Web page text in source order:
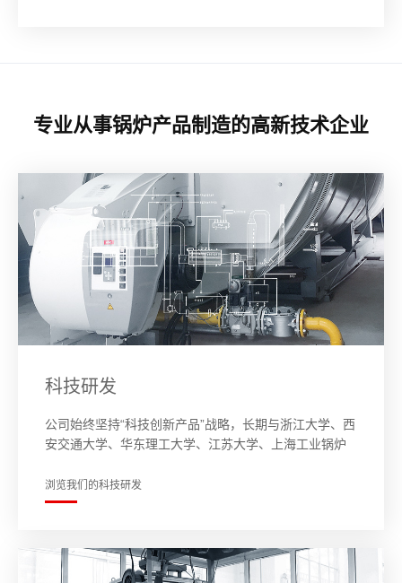
专业从事锅炉产品制造的高新技术企业
科技研发
公司始终坚持“科技创新产品”战略，长期与浙江大学、西
安交通大学、华东理工大学、江苏大学、上海工业锅炉
用新技术，不断提升企业的核心竞争力…
浏览我们的科技研发